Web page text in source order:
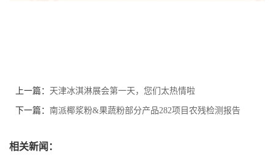
上一篇： 天津冰淇淋展会第一天，您们太热情啦
下一篇： 南派椰浆粉&果蔬粉部分产品282项目农残检测报告
相关新闻：